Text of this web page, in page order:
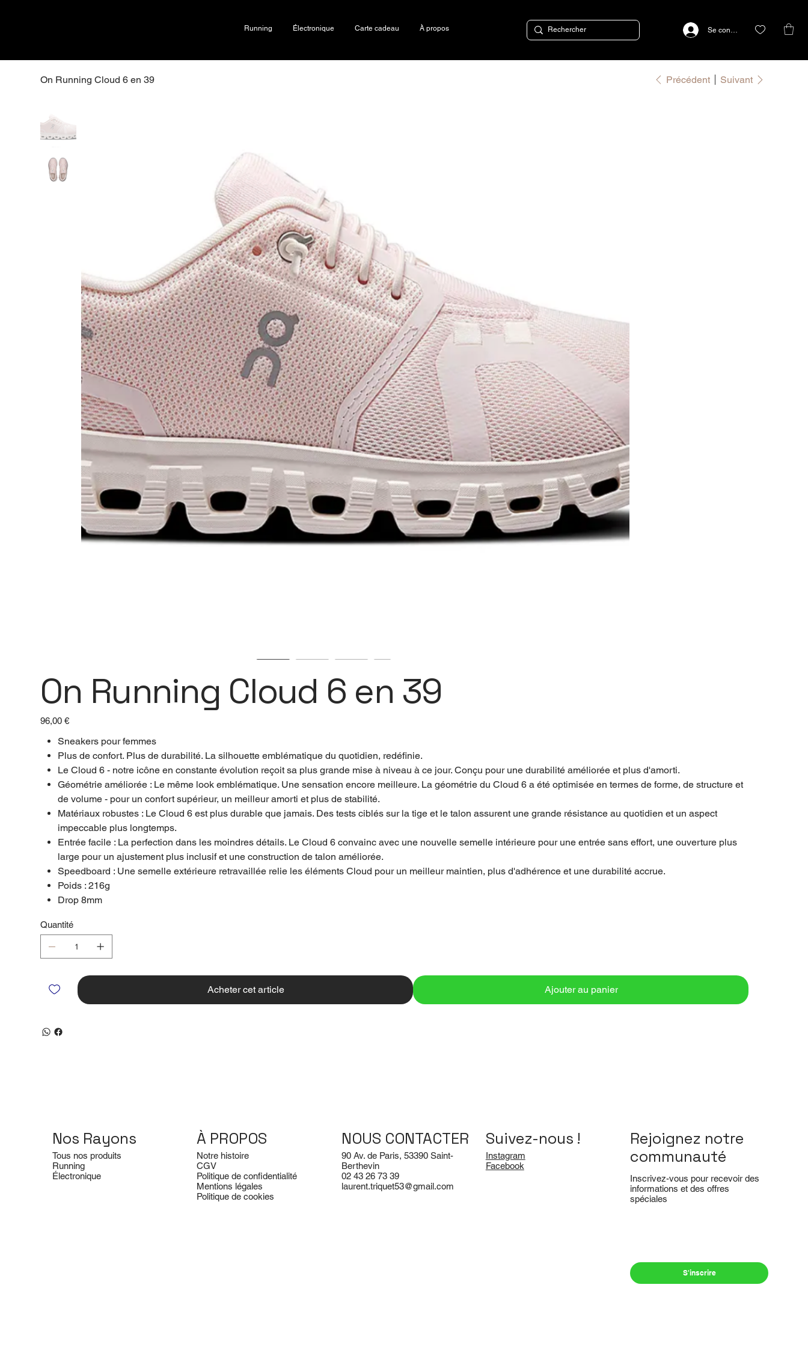
Running Électronique Carte cadeau À propos Se connecter
On Running Cloud 6 en 39 Précédent Suivant
On Running Cloud 6 en 39
Prix
96,00 €
Sneakers pour femmes
Plus de confort. Plus de durabilité. La silhouette emblématique du quotidien, redéfinie.
Le Cloud 6 - notre icône en constante évolution reçoit sa plus grande mise à niveau à ce jour. Conçu pour une durabilité améliorée et plus d'amorti.
Géométrie améliorée : Le même look emblématique. Une sensation encore meilleure. La géométrie du Cloud 6 a été optimisée en termes de forme, de structure et
de volume - pour un confort supérieur, un meilleur amorti et plus de stabilité.
Matériaux robustes : Le Cloud 6 est plus durable que jamais. Des tests ciblés sur la tige et le talon assurent une grande résistance au quotidien et un aspect
impeccable plus longtemps.
Entrée facile : La perfection dans les moindres détails. Le Cloud 6 convainc avec une nouvelle semelle intérieure pour une entrée sans effort, une ouverture plus
large pour un ajustement plus inclusif et une construction de talon améliorée.
Speedboard : Une semelle extérieure retravaillée relie les éléments Cloud pour un meilleur maintien, plus d'adhérence et une durabilité accrue.
Poids : 216g
Drop 8mm
Quantité
Ajouter au panier
Acheter cet article
Nos Rayons
Tous nos produits
Running
Électronique
À PROPOS
Notre histoire
CGV
Politique de confidentialité
Mentions légales
Politique de cookies
NOUS CONTACTER
90 Av. de Paris, 53390 Saint-
Berthevin
02 43 26 73 39
laurent.triquet53@gmail.com
Suivez-nous !
Instagram
Facebook
Rejoignez notre
communauté
Inscrivez-vous pour recevoir des
informations et des offres
spéciales
S'inscrire